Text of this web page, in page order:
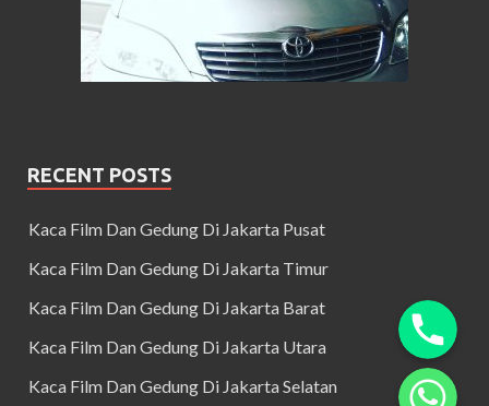
RECENT POSTS
Kaca Film Dan Gedung Di Jakarta Pusat
Kaca Film Dan Gedung Di Jakarta Timur
Kaca Film Dan Gedung Di Jakarta Barat
Kaca Film Dan Gedung Di Jakarta Utara
Kaca Film Dan Gedung Di Jakarta Selatan